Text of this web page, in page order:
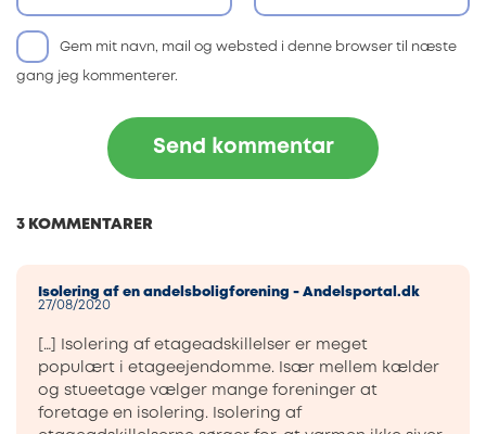
Gem mit navn, mail og websted i denne browser til næste
gang jeg kommenterer.
3 KOMMENTARER
Isolering af en andelsboligforening - Andelsportal.dk
27/08/2020
[…] Isolering af etageadskillelser er meget
populært i etageejendomme. Især mellem kælder
og stueetage vælger mange foreninger at
foretage en isolering. Isolering af